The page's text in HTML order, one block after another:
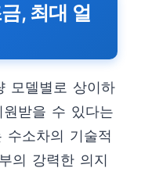
, 최대 얼
모델별로 상이하
받을 수 있다는
수소차의 기술적
의 강력한 의지